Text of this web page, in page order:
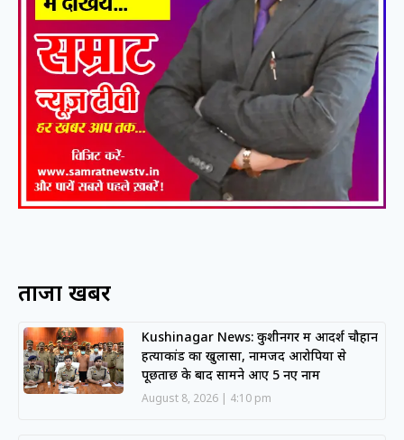
ताजा खबरें
Kushinagar News: कुशीनगर में आदर्श चौहान
हत्याकांड का खुलासा, नामजद आरोपियों से
पूछताछ के बाद सामने आए 5 नए नाम
August 8, 2026 4:10 pm